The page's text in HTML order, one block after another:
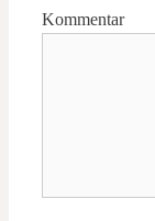
Kommentar